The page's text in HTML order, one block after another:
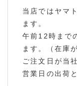
当店ではヤマ
ます。
午前12時まで
ます。（在庫
ご注文日が当
営業日の出荷